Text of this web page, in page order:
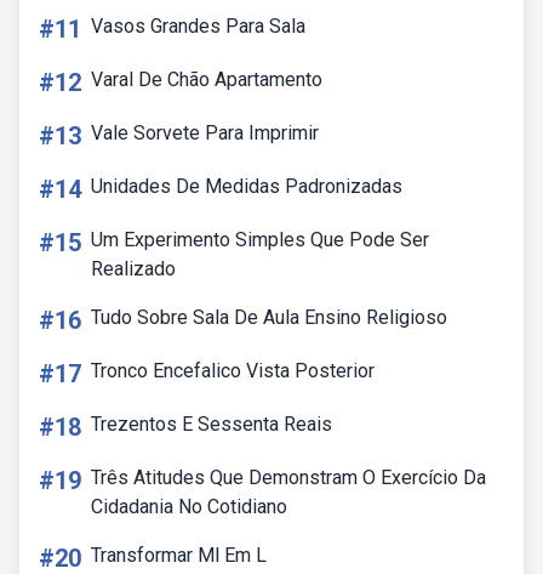
#11 Vasos Grandes Para Sala
#12 Varal De Chão Apartamento
#13 Vale Sorvete Para Imprimir
#14 Unidades De Medidas Padronizadas
#15 Um Experimento Simples Que Pode Ser
Realizado
#16 Tudo Sobre Sala De Aula Ensino Religioso
#17 Tronco Encefalico Vista Posterior
#18 Trezentos E Sessenta Reais
#19 Três Atitudes Que Demonstram O Exercício Da
Cidadania No Cotidiano
#20 Transformar Ml Em L